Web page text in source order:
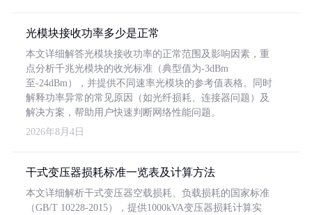
光模块接收功率多少是正常
本文详细解答光模块接收功率的正常范围及影响因素，重
点分析千兆光模块的收光标准（典型值为-3dBm
至-24dBm），并提供不同速率光模块的参考值表格。同时
解释功率异常的常见原因（如光纤损耗、连接器问题）及
解决方案，帮助用户快速判断网络性能问题。
2026年8月4日
干式变压器损耗标准一览表及计算方法
本文详细解析干式变压器空载损耗、负载损耗的国家标准
（GB/T 10228-2015），提供1000kVA变压器损耗计算实